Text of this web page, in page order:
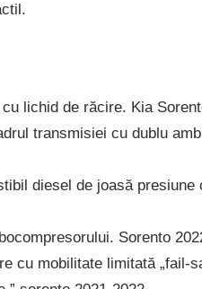
lichid de răcire. Kia
transmisiei cu dublu
diesel de joasă presiune
Sorento
cu mobilitate limitată „fail-